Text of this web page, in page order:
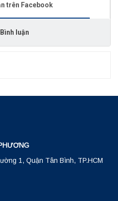
trên Facebook
Bình luận
1, Quận Tân Bình, TP.HCM